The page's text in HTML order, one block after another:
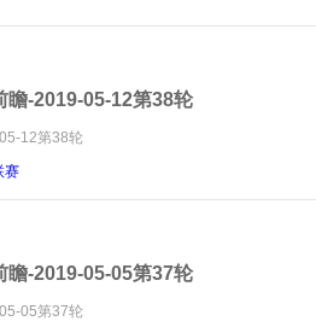
瞻-2019-05-12第38轮
12第38轮
赛
瞻-2019-05-05第37轮
05第37轮